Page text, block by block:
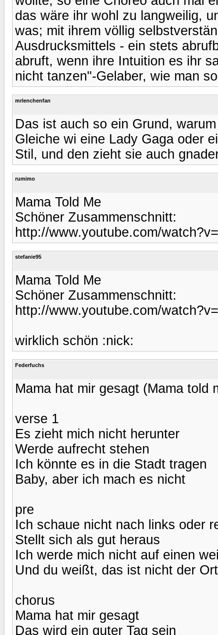
das wäre ihr wohl zu langweilig,
was; mit ihrem völlig
Ausdrucksmittels - ein stets
abruft, wenn ihre Intuition es ihr
nicht tanzen"-Gelaber, wie man
mrlenchenfan
Das ist auch so ein Grund,
Gleiche wi eine Lady Gaga oder
Stil, und den zieht sie auch
rumimo
Mama Told Me
Schöner Zusammenschnitt:
http://www.youtube.com/
stefanie95
Mama Told Me
Schöner Zusammenschnitt:
http://www.youtube.com/
wirklich schön :nick:
Federfuchs
Mama hat mir gesagt (Mama told
verse 1
Es zieht mich nicht herunter
Werde aufrecht stehen
Ich könnte es in die Stadt tragen
Baby, aber ich mach es nicht
pre
Ich schaue nicht nach links oder
Stellt sich als gut heraus
Ich werde mich nicht auf einen
Und du weißt, das ist nicht der
chorus
Mama hat mir gesagt
Das wird ein guter Tag sein